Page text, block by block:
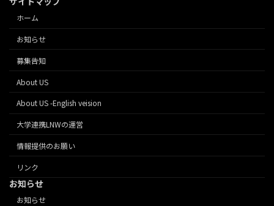
ホーム
お知らせ
募集告知
About US
About US -English veision
大学連携LNWの運営
情報提供のお願い
リンク
お知らせ
お知らせ